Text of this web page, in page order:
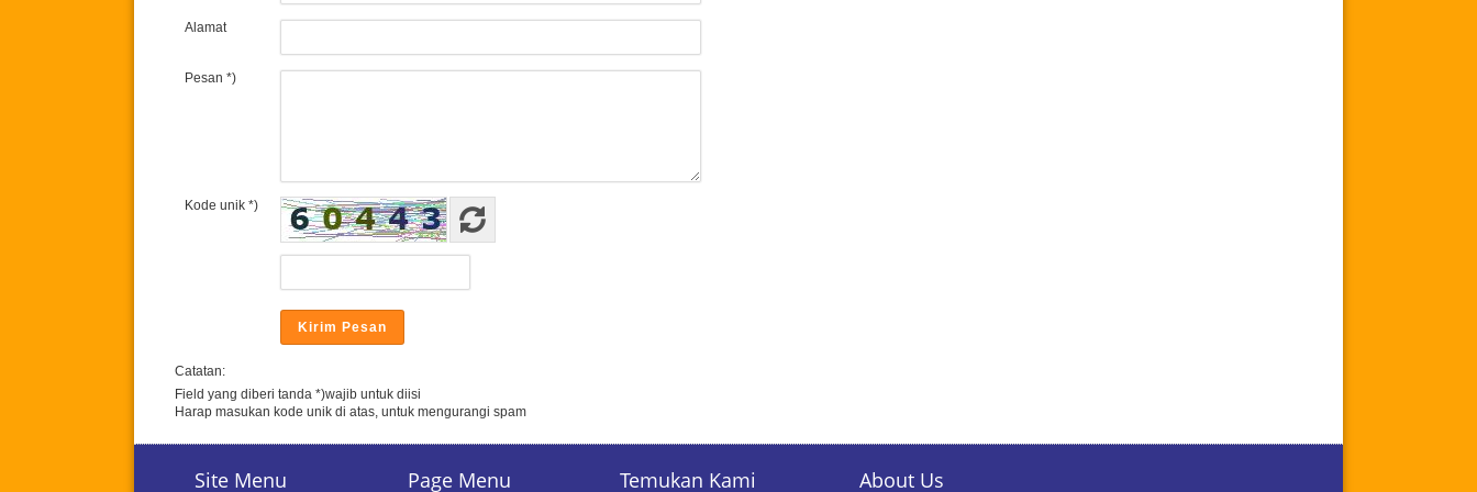
Alamat
Pesan *)
Kode unik *)
Catatan:
Field yang diberi tanda *)wajib untuk diisi
Harap masukan kode unik di atas, untuk mengurangi spam
Site Menu Page Menu Temukan Kami About Us